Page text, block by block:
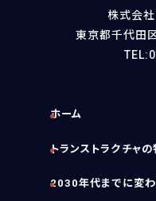
メールマ
株式会社
東京都千代田
ホーム
トランストラクチャの
2030年代までに変